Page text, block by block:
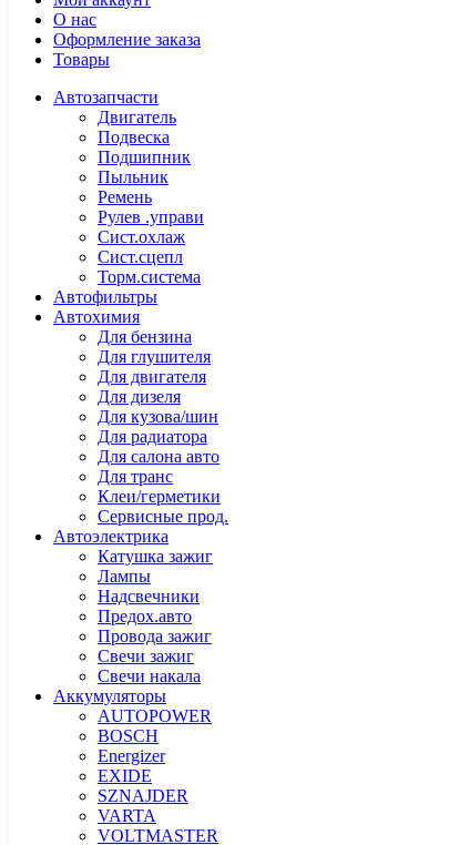
О нас
Оформление заказа
Товары
Автозапчасти
Двигатель
Подвеска
Подшипник
Пыльник
Ремень
Рулев .управи
Сист.охлаж
Сист.сцепл
Торм.система
Автофильтры
Автохимия
Для бензина
Для глушителя
Для двигателя
Для дизеля
Для кузова/шин
Для радиатора
Для салона авто
Для транс
Клеи/герметики
Сервисные прод.
Автоэлектрика
Катушка зажиг
Лампы
Надсвечники
Предох.авто
Провода зажиг
Свечи зажиг
Свечи накала
Аккумуляторы
AUTOPOWER
BOSCH
Energizer
EXIDE
SZNAJDER
VARTA
VOLTMASTER